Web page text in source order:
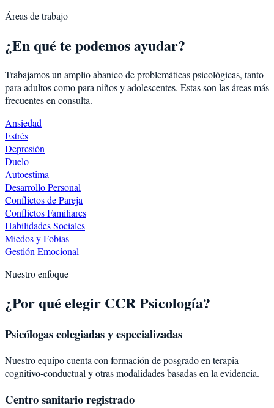
Áreas de trabajo
¿En qué te podemos ayudar?
Trabajamos un amplio abanico de problemáticas psicológicas, tanto
para adultos como para niños y adolescentes. Estas son las áreas más
frecuentes en consulta.
Ansiedad
Estrés
Depresión
Duelo
Autoestima
Desarrollo Personal
Conflictos de Pareja
Conflictos Familiares
Habilidades Sociales
Miedos y Fobias
Gestión Emocional
Nuestro enfoque
¿Por qué elegir CCR Psicología?
Psicólogas colegiadas y especializadas
Nuestro equipo cuenta con formación de posgrado en terapia
cognitivo-conductual y otras modalidades basadas en la evidencia.
Centro sanitario registrado